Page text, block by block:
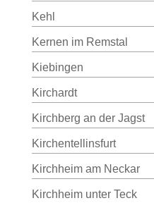
Kehl
Kernen im Remstal
Kiebingen
Kirchardt
Kirchberg an der Jagst
Kirchentellinsfurt
Kirchheim am Neckar
Kirchheim unter Teck